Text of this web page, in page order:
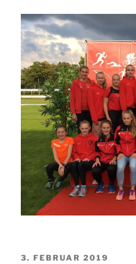
3. FEBRUAR 2019